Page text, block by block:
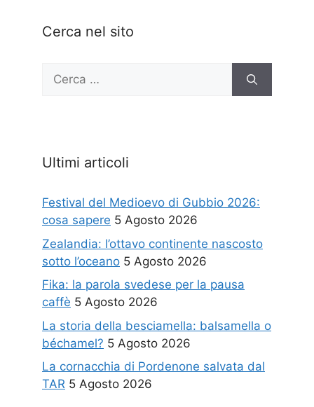
Cerca nel sito
Ricerca
Ultimi articoli
Festival del Medioevo di Gubbio 2026:
cosa sapere 5 Agosto 2026
Zealandia: l’ottavo continente nascosto
sotto l’oceano 5 Agosto 2026
Fika: la parola svedese per la pausa
caffè 5 Agosto 2026
La storia della besciamella: balsamella o
béchamel? 5 Agosto 2026
La cornacchia di Pordenone salvata dal
TAR 5 Agosto 2026